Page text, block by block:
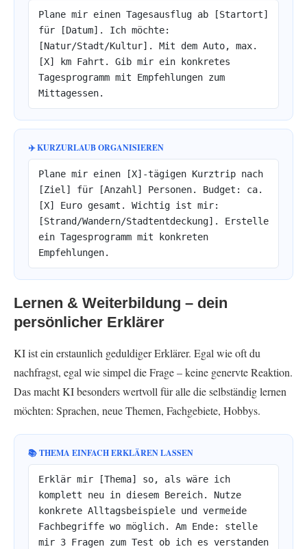
Plane mir einen Tagesausflug ab [Startort]
für [Datum]. Ich möchte:
[Natur/Stadt/Kultur]. Mit dem Auto, max.
[X] km Fahrt. Gib mir ein konkretes
Tagesprogramm mit Empfehlungen zum
Mittagessen.
✈️ KURZURLAUB ORGANISIEREN
Plane mir einen [X]-tägigen Kurztrip nach
[Ziel] für [Anzahl] Personen. Budget: ca.
[X] Euro gesamt. Wichtig ist mir:
[Strand/Wandern/Stadtentdeckung]. Erstelle
ein Tagesprogramm mit konkreten
Empfehlungen.
Lernen & Weiterbildung – dein
persönlicher Erklärer
KI ist ein erstaunlich geduldiger Erklärer. Egal wie oft du
nachfragst, egal wie simpel die Frage – keine genervte Reaktion.
Das macht KI besonders wertvoll für alle die selbständig lernen
möchten: Sprachen, neue Themen, Fachgebiete, Hobbys.
📚 THEMA EINFACH ERKLÄREN LASSEN
Erklär mir [Thema] so, als wäre ich
komplett neu in diesem Bereich. Nutze
konkrete Alltagsbeispiele und vermeide
Fachbegriffe wo möglich. Am Ende: stelle
mir 3 Fragen zum Test ob ich es verstanden